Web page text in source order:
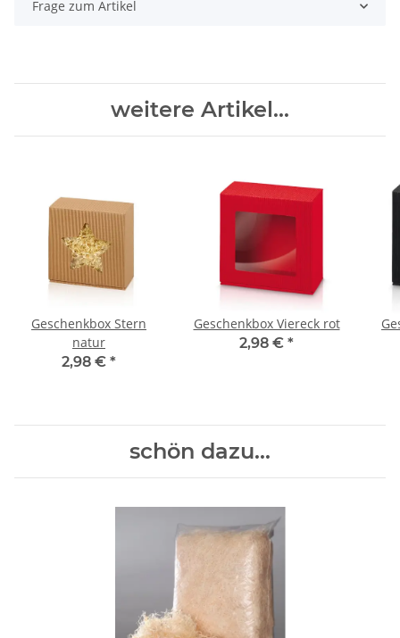
Frage zum Artikel
weitere Artikel...
Geschenkbox Stern
natur
2,98 € *
Geschenkbox Viereck rot
2,98 € *
schön dazu...